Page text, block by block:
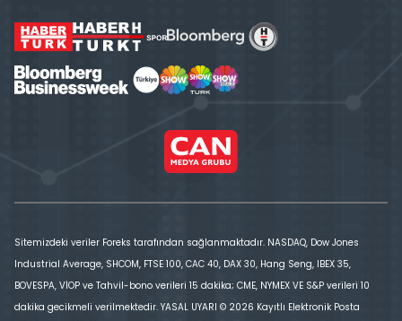
Sitemizdeki veriler Foreks tarafından sağlanmaktadır. NASDAQ, Dow Jones
Industrial Average, SHCOM, FTSE 100, CAC 40, DAX 30, Hang Seng, IBEX 35,
BOVESPA, VİOP ve Tahvil-bono verileri 15 dakika; CME, NYMEX VE S&P verileri 10
dakika gecikmeli verilmektedir. YASAL UYARI © 2026 Kayıtlı Elektronik Posta